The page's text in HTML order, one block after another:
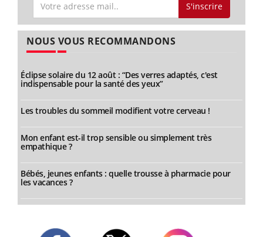
S'inscrire
NOUS VOUS RECOMMANDONS
Éclipse solaire du 12 août : “Des verres adaptés, c'est
indispensable pour la santé des yeux”
Les troubles du sommeil modifient votre cerveau !
Mon enfant est-il trop sensible ou simplement très
empathique ?
Bébés, jeunes enfants : quelle trousse à pharmacie pour
les vacances ?